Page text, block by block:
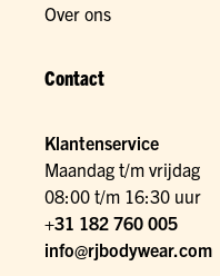
Over ons
Contact
Klantenservice
Maandag t/m vrijdag
08:00 t/m 16:30 uur
+31 182 760 005
info@rjbodywear.com